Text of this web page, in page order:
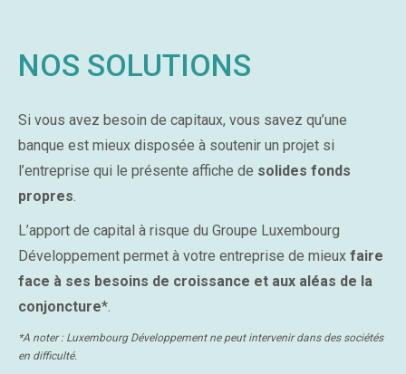
NOS SOLUTIONS
Si vous avez besoin de capitaux, vous savez qu’une
banque est mieux disposée à soutenir un projet si
l’entreprise qui le présente affiche de solides fonds
propres.
L’apport de capital à risque du Groupe Luxembourg
Développement permet à votre entreprise de mieux faire
face à ses besoins de croissance et aux aléas de la
conjoncture*.
*A noter : Luxembourg Développement ne peut intervenir dans des sociétés
en difficulté.